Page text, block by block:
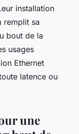
installation
remplit sa
bout de la
usages
Ethernet
latence ou
une